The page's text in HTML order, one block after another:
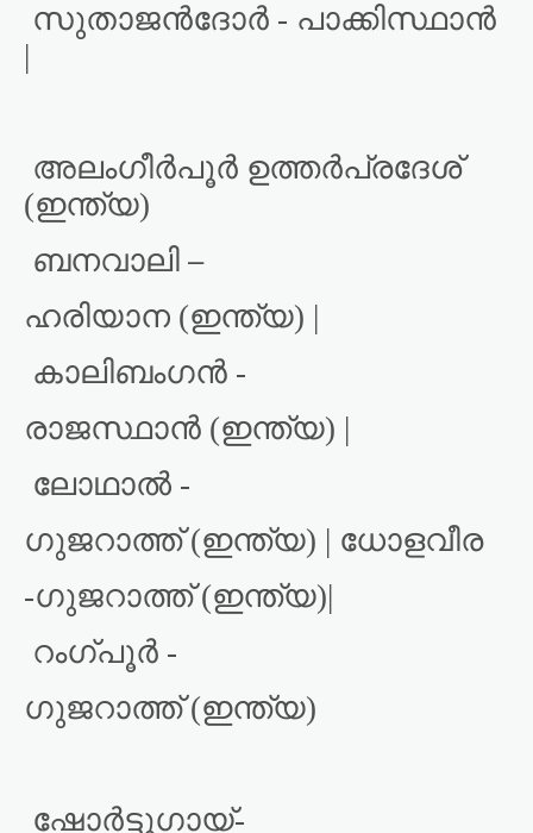
സുതാജൻദോർ - പാക്കിസ്ഥാൻ
|
അലംഗീർപൂർ ഉത്തർപ്രദേശ്
(ഇന്ത്യ)
ബനവാലി –
ഹരിയാന (ഇന്ത്യ) |
കാലിബംഗൻ -
രാജസ്ഥാൻ (ഇന്ത്യ) |
ലോഥാൽ -
ഗുജറാത്ത് (ഇന്ത്യ) | ധോളവീര
-ഗുജറാത്ത് (ഇന്ത്യ)|
റംഗ്പൂർ -
ഗുജറാത്ത് (ഇന്ത്യ)
ഷോർട്ടുഗായ്-